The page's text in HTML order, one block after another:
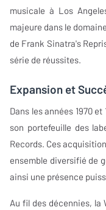
musicale à Los
majeure dans le
de Frank Sinatra's
série de réussites.
Expansion et
Dans les années 1970
son portefeuille des
Records. Ces
ensemble diversifié de
ainsi une présence
Au fil des décennies, la